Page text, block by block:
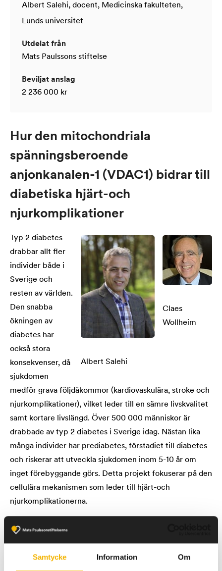
Samtycke Information Om
Albert Salehi, docent, Medicinska fakulteten,
Lunds universitet
Utdelat från
Mats Paulssons stiftelse
Beviljat anslag
2 236 000 kr
Hur den mitochondriala
spänningsberoende
anjonkanalen-1 (VDAC1) bidrar till
diabetiska hjärt-och
njurkomplikationer
Claes
Wollheim
Albert Salehi
Typ 2 diabetes
drabbar allt fler
individer både i
Sverige och
resten av världen.
Den snabba
ökningen av
diabetes har
också stora
konsekvenser, då
sjukdomen
medför grava följdåkommor (kardiovaskulära, stroke och
njurkomplikationer), vilket leder till en sämre livskvalitet
samt kortare livslängd. Över 500 000 människor är
drabbade av typ 2 diabetes i Sverige idag. Nästan lika
många individer har prediabetes, förstadiet till diabetes
och riskerar att utveckla sjukdomen inom 5-10 år om
inget förebyggande görs. Detta projekt fokuserar på den
cellulära mekanismen som leder till hjärt-och
njurkomplikationerna.
Forskarna vid Lunds Universitets Diabetes Center i
Malmö har nyligen klarlagt hur förändringar i den
mitochondriala spänningsberoende anjonkanalen-1